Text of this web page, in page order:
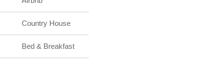
Country House
Bed & Breakfast